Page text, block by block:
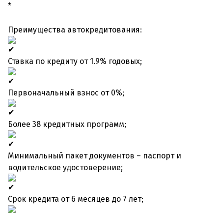
*
Преимущества автокредитования:
Ставка по кредиту от 1.9% годовых;
Первоначальный взнос от 0%;
Более 38 кредитных программ;
Минимальный пакет документов – паспорт и
водительское удостоверение;
Срок кредита от 6 месяцев до 7 лет;